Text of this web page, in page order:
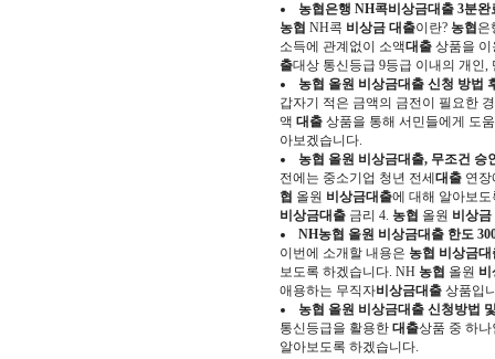
농협은행 NH콕비상금대출 3분완
농협 NH콕 비상금 대출이란?농협은
소득에 관계없이 소액대출 상품을 이
출대상 통신등급 9등급 이내의 개인,
농협 올원 비상금대출 신청 방법
갑자기 적은 금액의 금전이 필요한
액대출 상품을 통해 서민들에게 도
아보겠습니다.
농협 올원 비상금대출, 무조건 승
전에는 중소기업 청년 전세대출 연
협 올원 비상금대출에 대해 알아보
비상금대출 금리 4.농협 올원 비상금
NH농협 올원 비상금대출 한도
이번에 소개할 내용은농협 비상금대
보도록 하겠습니다. NH농협 올원 비
애용하는 무직자비상금대출 상품입
농협 올원 비상금대출 신청방법
통신등급을 활용한대출상품 중 하
알아보도록 하겠습니다.